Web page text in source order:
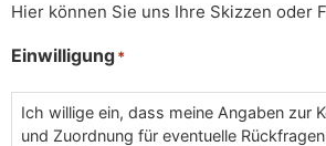
Hier können Sie uns Ihre Skizzen oder
Einwilligung*
Ich willige ein, dass meine Angaben zur
und Zuordnung für eventuelle